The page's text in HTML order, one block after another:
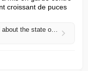
croissant de puces
5 things Nvidia's Jensen Huang said about the state of the AI race with China